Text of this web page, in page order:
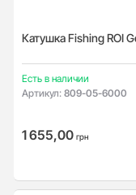
Катушка Fishing ROI
Есть в наличии
Артикул: 809-05-6000
1 655,00 грн